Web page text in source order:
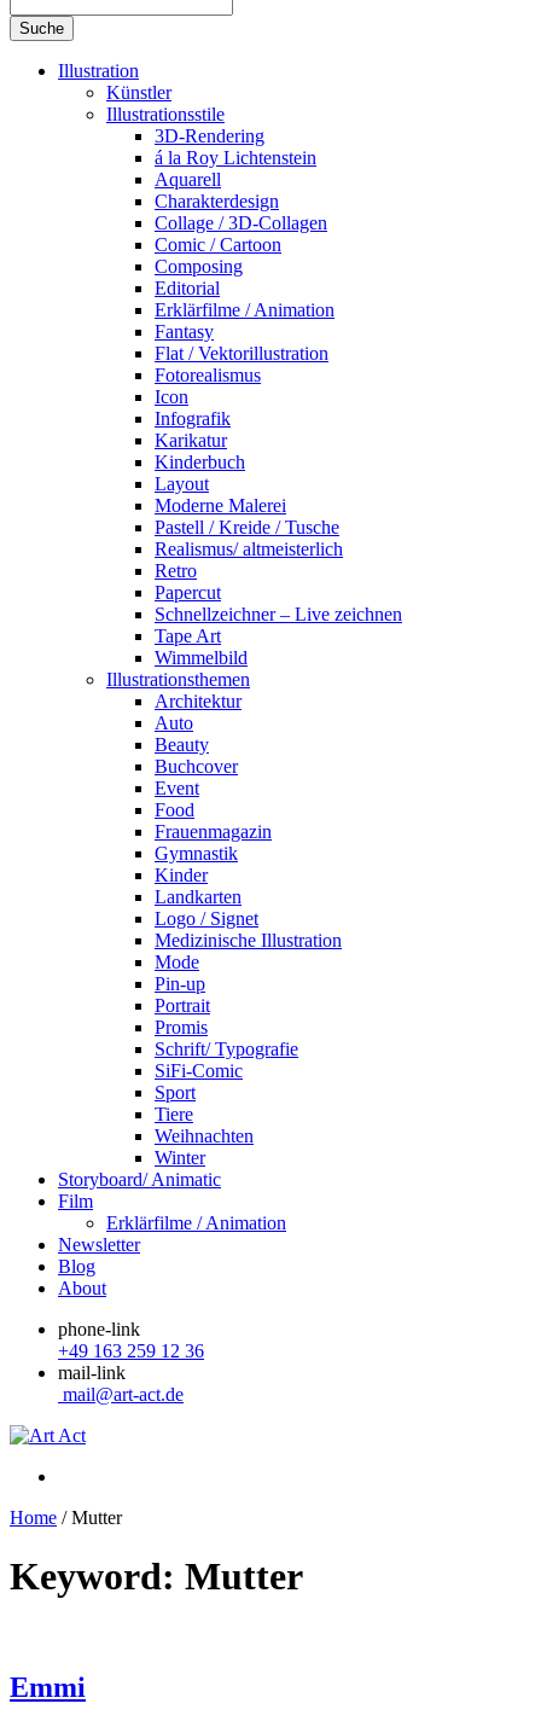
Illustration
Künstler
Illustrationsstile
3D-Rendering
á la Roy Lichtenstein
Aquarell
Charakterdesign
Collage / 3D-Collagen
Comic / Cartoon
Composing
Editorial
Erklärfilme / Animation
Fantasy
Flat / Vektorillustration
Fotorealismus
Icon
Infografik
Karikatur
Kinderbuch
Layout
Moderne Malerei
Pastell / Kreide / Tusche
Realismus/ altmeisterlich
Retro
Papercut
Schnellzeichner – Live zeichnen
Tape Art
Wimmelbild
Illustrationsthemen
Architektur
Auto
Beauty
Buchcover
Event
Food
Frauenmagazin
Gymnastik
Kinder
Landkarten
Logo / Signet
Medizinische Illustration
Mode
Pin-up
Portrait
Promis
Schrift/ Typografie
SiFi-Comic
Sport
Tiere
Weihnachten
Winter
Storyboard/ Animatic
Film
Erklärfilme / Animation
Newsletter
Blog
About
phone-link
+49 163 259 12 36
mail-link
mail@art-act.de
Home /Mutter
Keyword: Mutter
Emmi